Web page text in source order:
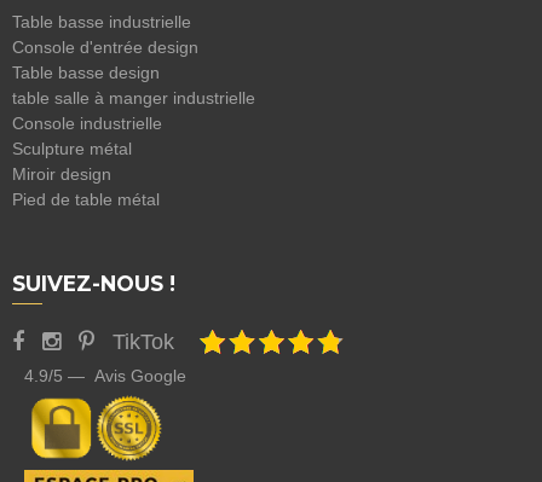
Table basse industrielle
Console d'entrée design
Table basse design
table salle à manger industrielle
Console industrielle
Sculpture métal
Miroir design
Pied de table métal
SUIVEZ-NOUS !
TikTok
4.9/5 — Avis Google